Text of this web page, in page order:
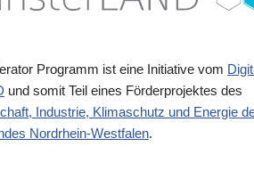
Programm ist eine Initiative vom
und somit Teil eines Förderprojektes des
Industrie, Klimaschutz und Energie
Nordrhein-Westfalen.